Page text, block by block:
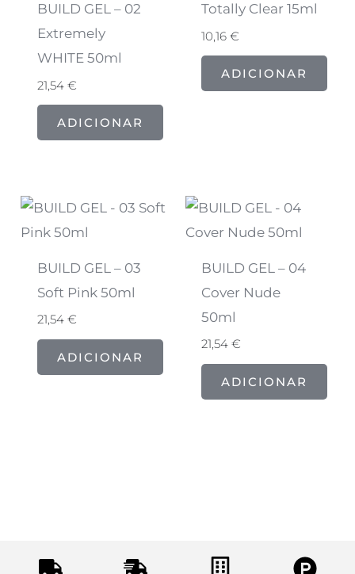
BUILD GEL – 02
Extremely
WHITE 50ml
21,54 €
ADICIONAR
Totally Clear 15ml
10,16€
ADICIONAR
BUILD GEL – 03
Soft Pink 50ml
21,54 €
ADICIONAR
BUILD GEL – 04
Cover Nude
50ml
21,54€
ADICIONAR